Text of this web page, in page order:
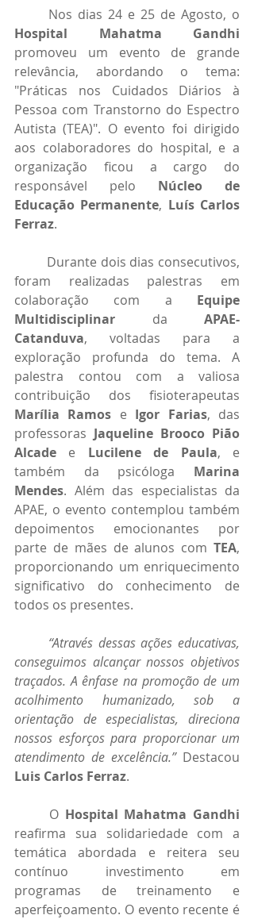
Hospital Mahatma Gandhi
promoveu um evento de grande
relevância, abordando o tema:
"Práticas nos Cuidados Diários à
Pessoa com Transtorno do Espectro
Autista (TEA)". O evento foi dirigido
aos colaboradores do hospital, e a
organização ficou a cargo do
responsável pelo Núcleo de
Educação Permanente, Luís Carlos
Ferraz.
foram realizadas palestras em
colaboração com a Equipe
Multidisciplinar da APAE-
Catanduva, voltadas para a
exploração profunda do tema. A
palestra contou com a valiosa
Marília Ramos e Igor Farias, das
professoras Jaqueline Brooco Pião
Alcade e Lucilene de Paula, e
também da psicóloga Marina
Mendes. Além das especialistas da
APAE, o evento contemplou também
depoimentos emocionantes por
parte de mães de alunos com TEA,
proporcionando um enriquecimento
significativo do conhecimento de
todos os presentes.
“Através dessas ações educativas,
conseguimos alcançar nossos objetivos
traçados. A ênfase na promoção de um
acolhimento humanizado, sob a
orientação de especialistas, direciona
nossos esforços para proporcionar um
atendimento de excelência.”
Luis Carlos Ferraz.
	O
Hospital Mahatma Gandhi
reafirma sua solidariedade com a
temática abordada e reitera seu
contínuo investimento em
programas de treinamento e
aperfeiçoamento. O evento recente é